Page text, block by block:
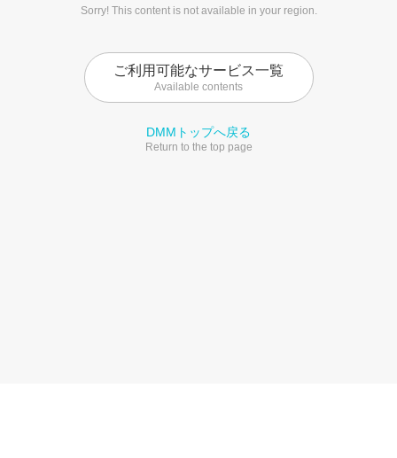
Sorry! This content is not available in your region.
ご利用可能なサービス一覧
Available contents
DMMトップへ戻る
Return to the top page